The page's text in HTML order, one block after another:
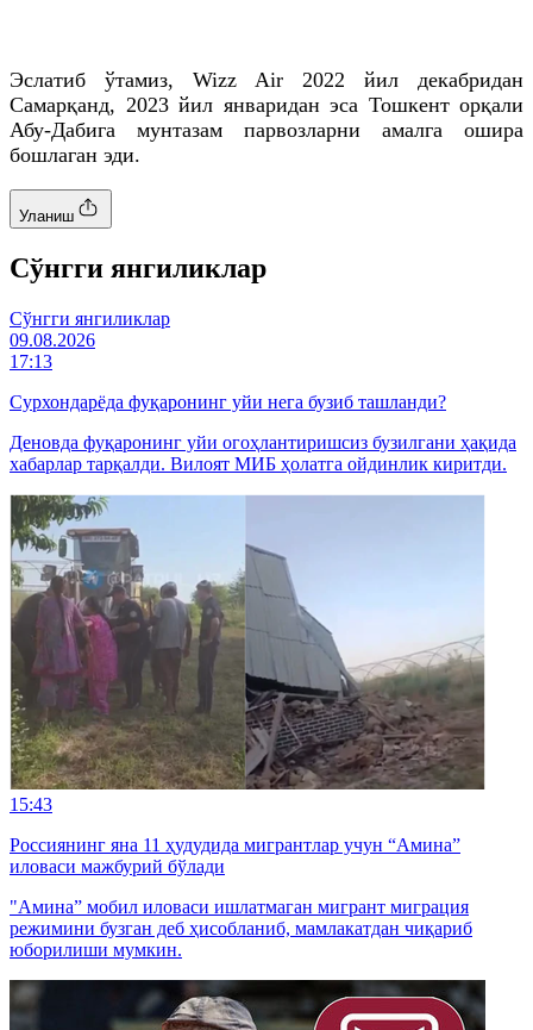
Эслатиб ўтамиз, Wizz Air 2022 йил декабридан
Самарқанд, 2023 йил январидан эса Тошкент орқали
Абу-Дабига мунтазам парвозларни амалга ошира
бошлаган эди.
Уланиш
Cўнгги янгиликлар
Cўнгги янгиликлар
09.08.2026
17:13
Сурхондарёда фуқаронинг уйи нега бузиб ташланди?
Деновда фуқаронинг уйи огоҳлантиришсиз бузилгани ҳақида
хабарлар тарқалди. Вилоят МИБ ҳолатга ойдинлик киритди.
15:43
Россиянинг яна 11 ҳудудида мигрантлар учун “Амина”
иловаси мажбурий бўлади
"Амина” мобил иловаси ишлатмаган мигрант миграция
режимини бузган деб ҳисобланиб, мамлакатдан чиқариб
юборилиши мумкин.